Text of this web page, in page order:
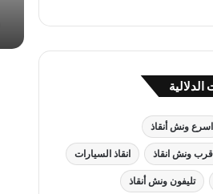
ل
اسرع ونش أنقاذ
ونش انقاذ انقاذ السيارات
تليفون ونش أنقاذ